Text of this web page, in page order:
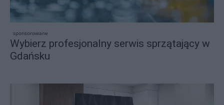
sponsorowane
Wybierz profesjonalny serwis sprzątający w
Gdańsku